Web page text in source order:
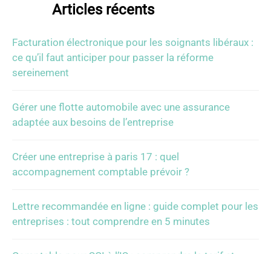
Articles récents
Facturation électronique pour les soignants libéraux :
ce qu’il faut anticiper pour passer la réforme
sereinement
Gérer une flotte automobile avec une assurance
adaptée aux besoins de l’entreprise
Créer une entreprise à paris 17 : quel
accompagnement comptable prévoir ?
Lettre recommandée en ligne : guide complet pour les
entreprises : tout comprendre en 5 minutes